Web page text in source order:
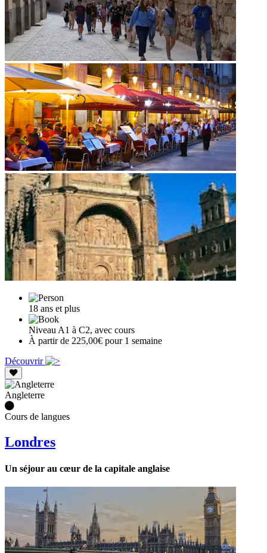
18 ans et plus
Niveau A1 à C2, avec cours
À partir de 225,00€ pour 1 semaine
Découvrir
Angleterre
Cours de langues
Londres
Un séjour au cœur de la capitale anglaise